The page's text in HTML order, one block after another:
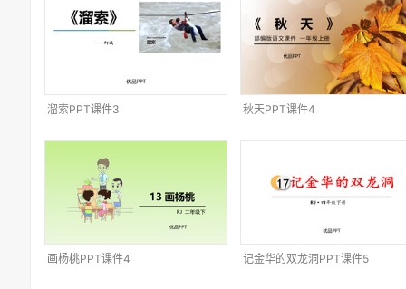
溜索PPT课件3 秋天PPT课件4
画杨桃PPT课件4 记金华的双龙洞PPT课件5